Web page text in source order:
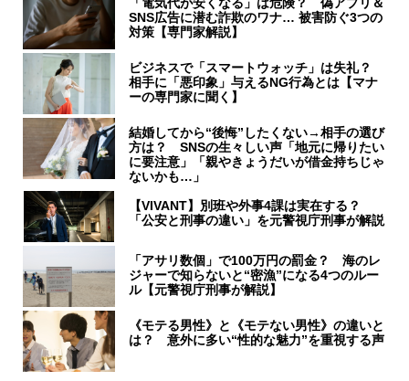
SNS広告に潜む詐欺のワナ… 被害防ぐ3つの
対策【専門家解説】
ビジネスで「スマートウォッチ」は失礼？
相手に「悪印象」与えるNG行為とは【マナ
ーの専門家に聞く】
結婚してから“後悔”したくない→相手の選び
方は？ SNSの生々しい声「地元に帰りたい
に要注意」「親やきょうだいが借金持ちじゃ
ないかも…」
【VIVANT】別班や外事4課は実在する？
「公安と刑事の違い」を元警視庁刑事が解説
「アサリ数個」で100万円の罰金？ 海のレ
ジャーで知らないと“密漁”になる4つのルー
ル【元警視庁刑事が解説】
《モテる男性》と《モテない男性》の違いと
は？ 意外に多い“性的な魅力”を重視する声